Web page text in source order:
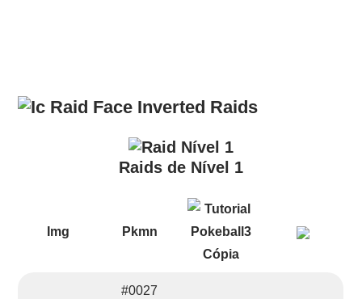
Raids
Raids de Nível 1
Img Pkmn
#0027